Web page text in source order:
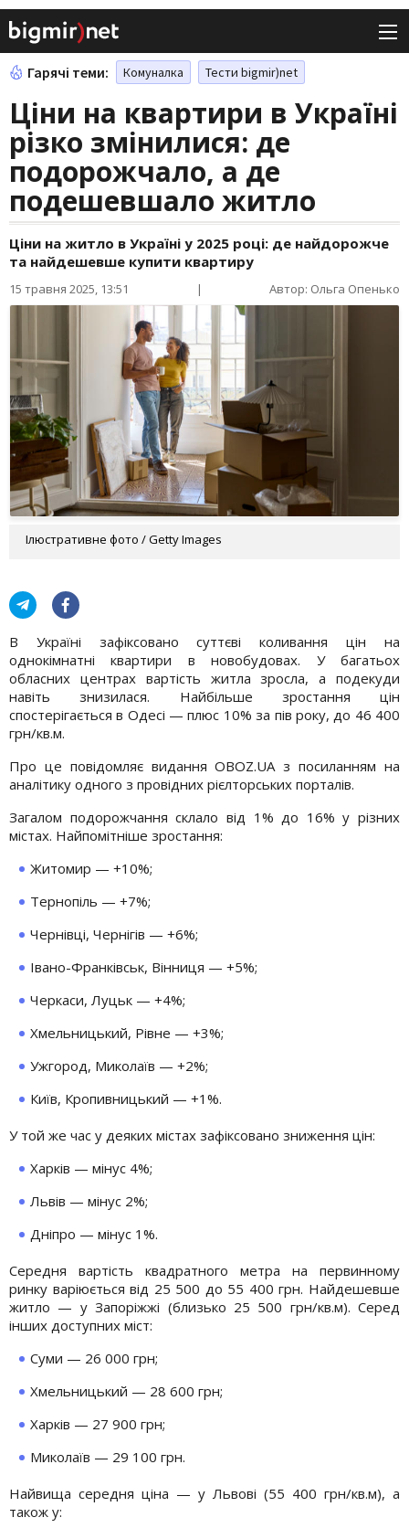
Гарячі теми: Комуналка Тести bigmir)net
Ціни на квартири в Україні
різко змінилися: де
подорожчало, а де
подешевшало житло
Ціни на житло в Україні у 2025 році: де найдорожче
та найдешевше купити квартиру
15 травня 2025, 13:51 | Автор: Ольга Опенько
Ілюстративне фото / Getty Images
В Україні зафіксовано суттєві коливання цін на
однокімнатні квартири в новобудовах. У багатьох
обласних центрах вартість житла зросла, а подекуди
навіть знизилася. Найбільше зростання цін
спостерігається в Одесі — плюс 10% за пів року, до 46 400
грн/кв.м.
Про це повідомляє видання OBOZ.UA з посиланням на
аналітику одного з провідних рієлторських порталів.
Загалом подорожчання склало від 1% до 16% у різних
містах. Найпомітніше зростання:
Житомир — +10%;
Тернопіль — +7%;
Чернівці, Чернігів — +6%;
Івано-Франківськ, Вінниця — +5%;
Черкаси, Луцьк — +4%;
Хмельницький, Рівне — +3%;
Ужгород, Миколаїв — +2%;
Київ, Кропивницький — +1%.
У той же час у деяких містах зафіксовано зниження цін:
Харків — мінус 4%;
Львів — мінус 2%;
Дніпро — мінус 1%.
Середня вартість квадратного метра на первинному
ринку варіюється від 25 500 до 55 400 грн. Найдешевше
житло — у Запоріжжі (близько 25 500 грн/кв.м). Серед
інших доступних міст:
Суми — 26 000 грн;
Хмельницький — 28 600 грн;
Харків — 27 900 грн;
Миколаїв — 29 100 грн.
Найвища середня ціна — у Львові (55 400 грн/кв.м), а
також у: